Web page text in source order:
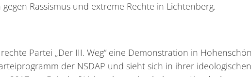
Rassismus und extreme Rechte in Lichtenberg.
Partei „Der III. Weg“ eine Demonstration in
der NSDAP und sieht sich in ihrer ideologischen